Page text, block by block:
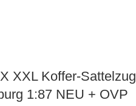
XXL Koffer-Sattelzug
1:87 NEU + OVP